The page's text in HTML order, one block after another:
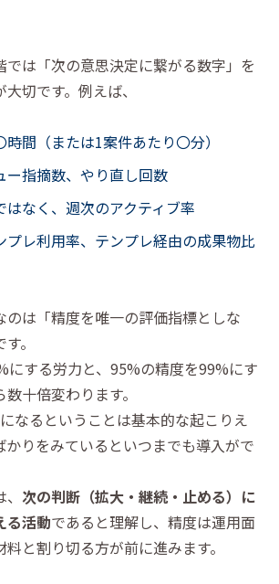
では「次の意思決定に繋がる数字」を
切です。例えば、
間（または1案件あたり〇分）
ー指摘数、やり直し回数
はなく、週次のアクティブ率
プレ利用率、テンプレ経由の成果物比
のは「精度を唯一の評価指標としな
。
にする労力と、95%の精度を99%にす
十倍変わります。
なるということは基本的な起こりえ
かりをみているといつまでも導入がで
次の判断（拡大・継続・止める）に
る活動であると理解し、精度は運用面
と割り切る方が前に進みます。